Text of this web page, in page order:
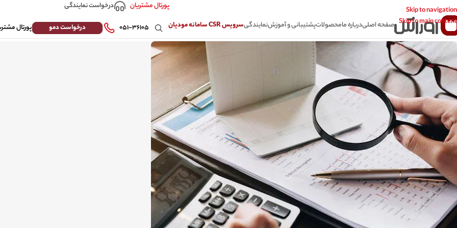
Skip to navigation
Skip to main content
پورتال مشتریان
درخواست نمایندگی
صفحه اصلیدرباره مامحصولاتپشتیبانی و آموزشنمایندگیسرویس CSR سامانه مودیان ۰۵۱-۳۶۱۰۵ درخواست دمو پورتال